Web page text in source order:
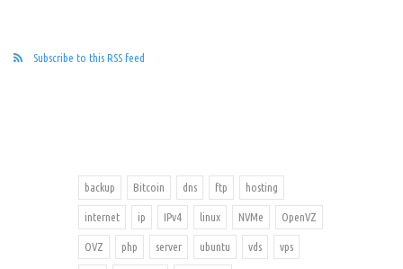
Subscribe to this RSS feed
backup Bitcoin dns ftp hosting
internet ip IPv4 linux NVMe OpenVZ
OVZ php server ubuntu vds vps